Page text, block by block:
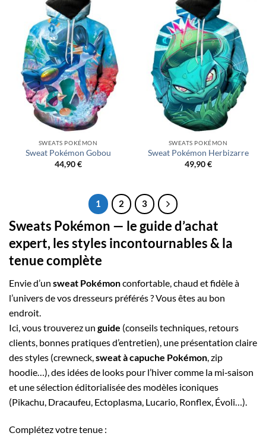
SWEATS POKÉMON
Sweat Pokémon Gobou
44,90€
SWEATS POKÉMON
Sweat Pokémon Herbizarre
49,90€
1 2 3
Sweats Pokémon — le guide d’achat
expert, les styles incontournables & la
tenue complète
Envie d’un sweat Pokémonconfortable, chaud et fidèle à
l’univers de vos dresseurs préférés ? Vous êtes au bon
endroit.
Ici, vous trouverez un guide (conseils techniques, retours
clients, bonnes pratiques d’entretien), une présentation claire
des styles (crewneck,sweat à capuche Pokémon, zip
hoodie…), des idées de looks pour l’hiver comme la mi‑saison
et une sélection éditorialisée des modèles iconiques
(Pikachu, Dracaufeu, Ectoplasma, Lucario, Ronflex, Évoli…).
Complétez votre tenue :